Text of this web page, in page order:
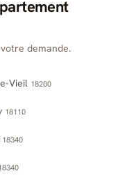
demande.
Vieil 18200
18110
18340